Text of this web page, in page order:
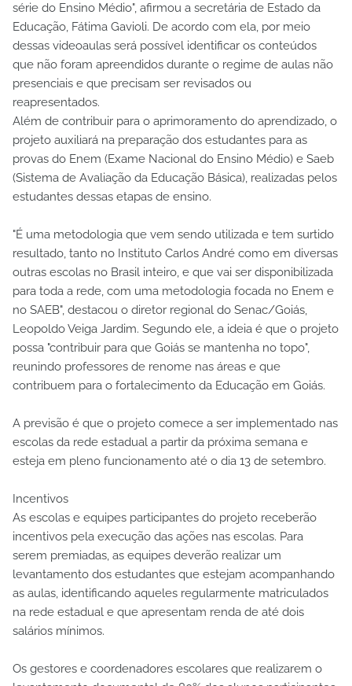
série do Ensino Médio", afirmou a secretária de Estado da
Educação, Fátima Gavioli. De acordo com ela, por meio
dessas videoaulas será possível identificar os conteúdos
que não foram apreendidos durante o regime de aulas não
presenciais e que precisam ser revisados ou
reapresentados.
Além de contribuir para o aprimoramento do aprendizado, o
projeto auxiliará na preparação dos estudantes para as
provas do Enem (Exame Nacional do Ensino Médio) e Saeb
(Sistema de Avaliação da Educação Básica), realizadas pelos
estudantes dessas etapas de ensino.
"É uma metodologia que vem sendo utilizada e tem surtido
resultado, tanto no Instituto Carlos André como em diversas
outras escolas no Brasil inteiro, e que vai ser disponibilizada
para toda a rede, com uma metodologia focada no Enem e
no SAEB", destacou o diretor regional do Senac/Goiás,
Leopoldo Veiga Jardim. Segundo ele, a ideia é que o projeto
possa "contribuir para que Goiás se mantenha no topo",
reunindo professores de renome nas áreas e que
contribuem para o fortalecimento da Educação em Goiás.
A previsão é que o projeto comece a ser implementado nas
escolas da rede estadual a partir da próxima semana e
esteja em pleno funcionamento até o dia 13 de setembro.
Incentivos
As escolas e equipes participantes do projeto receberão
incentivos pela execução das ações nas escolas. Para
serem premiadas, as equipes deverão realizar um
levantamento dos estudantes que estejam acompanhando
as aulas, identificando aqueles regularmente matriculados
na rede estadual e que apresentam renda de até dois
salários mínimos.
Os gestores e coordenadores escolares que realizarem o